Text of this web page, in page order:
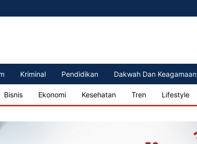
Kriminal Pendidikan Dakwah Dan Keagamaan
Bisnis Ekonomi Kesehatan Tren Lifestyle